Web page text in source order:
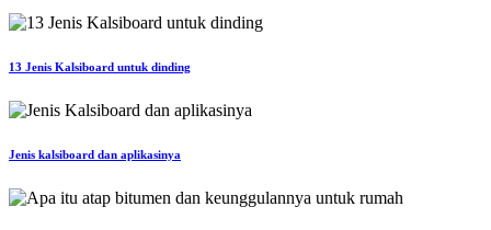
13 Jenis Kalsiboard untuk dinding
Jenis kalsiboard dan aplikasinya